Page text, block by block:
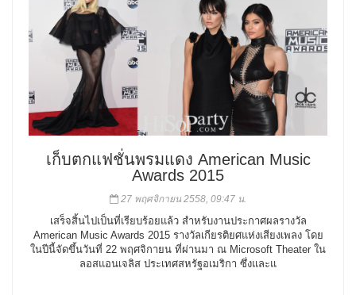
เก็บตกแฟชั่นพรมแดง American Music
Awards 2015
27 พฤศจิกายน 2558, 09:47 น.
เสร็จสิ้นไปเป็นที่เรียบร้อยแล้ว สำหรับงานประกาศผลรางวัล
American Music Awards 2015 รางวัลเกียรติยศแห่งเสียงเพลง โดย
ในปีนี้จัดขึ้นวันที่ 22 พฤศจิกายน ที่ผ่านมา ณ Microsoft Theater ใน
ลอสแอนเจลิส ประเทศสหรัฐอเมริกา ซึ่งและแ